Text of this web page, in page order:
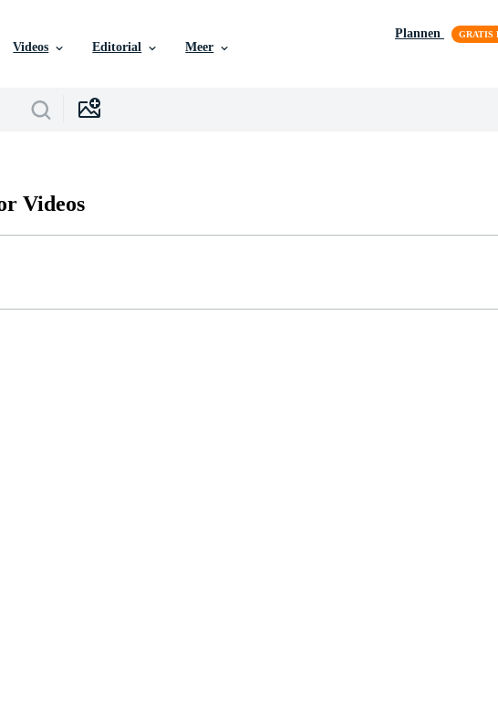
Videos Editorial Meer
Plannen
Videos